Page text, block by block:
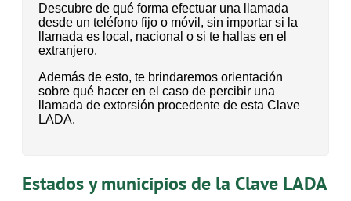
Descubre de qué forma efectuar una llamada
desde un teléfono fijo o móvil, sin importar si la
llamada es local, nacional o si te hallas en el
extranjero.
Además de esto, te brindaremos orientación
sobre qué hacer en el caso de percibir una
llamada de extorsión procedente de esta Clave
LADA.
Estados y municipios de la Clave LADA